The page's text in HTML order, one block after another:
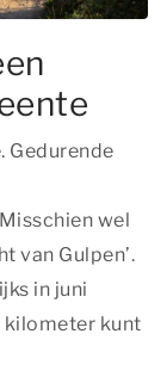
Gedurende
wel
van Gulpen’.
in juni
kilometer kunt